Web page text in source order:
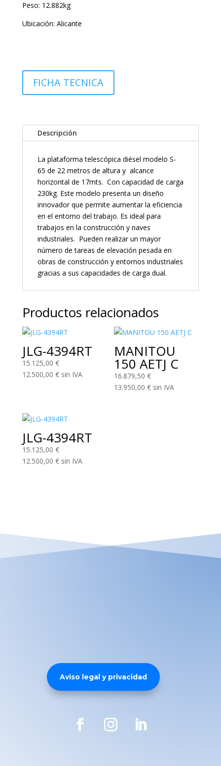
Peso: 12.882kg
Ubicación: Alicante
FICHA TECNICA
Descripción
La plataforma telescópica diésel modelo S-
65 de 22 metros de altura y alcance
horizontal de 17mts. Con capacidad de carga
230kg. Este modelo presenta un diseño
innovador que permite aumentar la eficiencia
en el entorno del trabajo. Es ideal para
trabajos en la construcción y naves
industriales. Pueden realizar un mayor
número de tareas de elevación pesada en
obras de construcción y entornos industriales
gracias a sus capacidades de carga dual.
Productos relacionados
JLG-4394RT
15.125,00 €
12.500,00 € sin IVA
MANITOU
150 AETJ C
16.879,50€
13.950,00€ sin IVA
JLG-4394RT
15.125,00 €
12.500,00 € sin IVA
Aviso legal y privacidad